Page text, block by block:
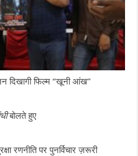
दिखागी फिल्म “खूनी आंख”
बोलते हुए
रणनीति पर पुनर्विचार ज़रूरी